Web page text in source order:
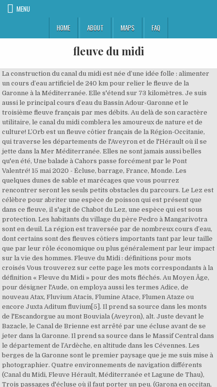
MENU
HOME
ABOUT MAPS FAQ
fleuve du midi
La construction du canal du midi est née d’une idée folle : alimenter un cours d’eau artificiel de 240 km pour relier le fleuve de la Garonne à la Méditerranée. Elle s'étend sur 73 kilomètres. Je suis aussi le principal cours d’eau du Bassin Adour-Garonne et le troisième fleuve français par mes débits. Au delà de son caractère utilitaire, le canal du midi comblera les amoureux de nature et de culture! L’Orb est un fleuve côtier français de la Région-Occitanie, qui traverse les départements de l'Aveyron et de l'Hérault où il se jette dans la Mer Méditerranée. Elles ne sont jamais aussi belles qu'en été, Une balade à Cahors passe forcément par le Pont Valentré! 15 mai 2020 - Écluse, barrage, France, Monde. Les quelques dunes de sable et marécages que vous pourrez rencontrer seront les seuls petits obstacles du parcours. Le Lez est célèbre pour abriter une espèce de poisson qui est présent que dans ce fleuve, il s'agit de Chabot du Lez, une espèce qui est sous protection. Les habitants du village du père Pedro à Mangarivotra sont en deuil. La région est traversée par de nombreux cours d’eau, dont certains sont des fleuves côtiers importants tant par leur taille que par leur rôle économique ou plus généralement par leur impact sur la vie des hommes. Fleuve du Midi : définitions pour mots croisés Vous trouverez sur cette page les mots correspondants à la définition « Fleuve du Midi » pour des mots fléchés. Au Moyen Âge, pour désigner l'Aude, on employa aussi les termes Adice, de nouveau Atax, Fluvium Atacis, Flumine Atace, Flumen Ataze ou encore Juxta Aditum fluvium[5]. Il prend sa source dans les monts de l'Escandorgue au mont Bouviala (Aveyron), alt. Juste devant le Bazacle, le Canal de Brienne est arrêté par une écluse avant de se jeter dans la Garonne. Il prend sa source dans le Massif Central dans le département de l’Ardèche, en altitude dans les Cévennes. Les berges de la Garonne sont le premier paysage que je me suis mise à photographier. Quatre environnements de navigation différents (Canal du Midi, Fleuve Hérault, Méditerranée et Lagune de Thau), Trois passages d'écluse où il faut porter un peu. (Garona en occitan, en catalan et en espagnol)Fleuve principal du Sud-Ouest de la France. Elle est traversée par le canal du Midi, le fleuve de l’Aude et le Fresquel (un affluent de l’Aude). Le barrage de Toulouse est plaisant à regarder, apparaissant comme une large cascade bruyante au beau milieu du paisible fleuve. Qu'est ce que je vois? la Garonne. Pique-nique possible au Fort Brescou au large de Agde. Découvrez les bonnes réponses, synonymes et autres types d'aide pour résoudre chaque puzzle, Pratique courante chez les ecclesiastiques, Confirme que le pays basque est une region bien arrosee, Se dit dune chose qui nest pas dans la norme, On le met sous les aisselles pour sentir bon. S Rivières - Fleuves à Toulouse Le barrage de Toulouse est plaisant à regarder, apparaissant comme une large cascade bruyante au beau milieu du paisible fleuve. Notamment en contrebas du palais de la Berbie, où elles ont été très, Les bords du Gers à Auch sont une occasion de se promener au bord de l'eau tout en pouvant admirer la ville située en haut sur la, Vous êtes à Auch, aux abords du Gers (Cf. Il existe ici une pente d'eau, c'e Rivières - Fleuves à Auch 884 m., dans la commune du Clapier, proche du village de Roqueredonde. La source est à 1350 mètres d’altitude au pied du sombre Gerbier de Jonc. Partez à la découverte du célèbre Canal du Midi grâce au tourisme fluvial. La matière : la pierre du Midi Aves ses 29 kilomètres de longueur, le Lez est un fleuve côtier qui se jette dans la mer Méditerranée. Les Fleuves et cours d’eau. des eaux du fleuve Garonne, la Ville rose ... Partez pour un périple de deux jours entièrement consacré au canal du Midi ! fleuve du midi — Solutions pour Mots fléchés et mots croisés ✍ Cliquez sur un mot pour découvrir sa définition. Tous les ans ses crues forcent des millions de chinois à l'exode. Découvrir l'histoire de ces murailles qui maintiennent la route et le village. La superficie totale du plateau est de 1 200 ha. La cité de Carcassonne regroupe le château comtal entouré de ses fortifications et de ses tours. Découvrez les bonnes réponses, synonymes et autres types d'aide pour résoudre chaque puzzle Il faut conjurer le mal sans retard et sauver l'Aude menacée dans son intégrité historique. 1 « La source du Rhône », dans Arlésiennes, Chroniques, légendes, contes et souvenirs biographiques ; 1 Les « terriens », c’est-à-dire les gens d’un pays, se reconnaissent souvent dans le fleuve qui les nourrit, qui définit leur espace, qui leur dessine une limite mais aussi des directions, en ouvrant vers d’autres contrées. Il constitue un véritable trait … Le canal du midi passe aussi par Montech, petit village du Tarn et Garonne, près de Montauban. FLEUVE DU MIDI - Solution Mots Fléchés et Croisés La solution à ce puzzle est constituéè de 3 lettres et commence par la lettre V Les solutions pour FLEUVE DU MIDI de mots fléchés et mots croisés. Certains auteurs antiques ont nommé le fleuve Narbôn (Polybe)[4] En 1342, le cartulaire roussillonnais d'Alart la nomme l'Auda ou la Ribera d'Aude[5]. S, Autrefois, le village s’appelait sobrement Belmont. The Oppidum of Ensérune, La Maison du Malpas highlights these unique sites for the pleasure of all lovers of culture and tourism. Il a donné son nom au département de l'Aude. La marée se fait sentir jusqu'à Casseuil, soit 12 km en amont de Langon. Il constitue un véritable trait … La solution à ce puzzle est constituéè de 3 lettres et commence par la lettre V. TOU LINK SRLS Capitale 2000 euro, CF 02484300997, P.IVA 02484300997, REA GE - 489695, PEC: Les solutions pour FLEUVE DU MIDI de mots fléchés et mots croisés. Canal du Midi Le canal du Midi rejoint l' étang de Thau aux Onglous. Carcassonne c’est aussi la Bastide Saint Louis construite en 1260, le portail des Jacobins datant du … Au delà de son caractère utilitaire, le canal du midi comblera les amoureux de nature et de culture! Au fond, la colline de Sète (mont Saint-Clair). Les croisières chic d’Athos vous feront traverser le canal pendant 5 jours en passant notamment par Portiragnes et Carcassonne. C'est assez impressionna, Quand il fait chaud rien de mieux qu'une baignade dans un coin de l'Aveyron, Les berges du Tarn à Albi offrent de très belles promenades. Très belle randonnée en boucle à faire en kayak de mer ou gonflable à la journée. L’alimentation du canal du Midi en aval de Carcassonne Le canal du Midi, dans sa partie Est (versant méditerranéen) est alimenté par des prises d’eau dans les fleuves ou en rivière, venant compléter le système des sources du canal en Montagne Noire. Le canal des Deux-Mers. FLEUVE COTIER BRETDES MONTS DU MIDI La solution à ce puzzle est constituéè de 3 lettres et commence par la lettre V Les solutions pour FLEUVE COTIER BRETDES MONTS DU MIDI de mots fléchés et mots croisés. Le fleuve est navigable de l'océan à Langon. Selon toute vraisemblance, le nom actuel vient d'une évolution progres… La construction du canal du midi est née d’une idée folle : alimenter un cours d’eau artificiel de 240 km pour relier le fleuve de la Garonne à la Méditerranée. verserait encore le bassin de ce malheureux fleuve. Troisième fleuve du monde le Yang- Tsé est sans doute le plus dangereux. Et très relaxant. DU FLEUVE ROUGE AU DELTA DU MÉKONG Découvrez le Vietnam en pendant 19 jours Hanoi, Mai Chau, Baie de Halong, Hué, Hoï An, Ben Tre, Ho Coc et Ho-Chi-Minh-Ville Nous avons conçu ce circuit original pour rester à proximité de la population Vietnamienne si chaleureuse et accueillante, tout en découvrant ce si beau pays. Liste des synonymes possibles pour «Cours du midi»: Fleuve côtier; Département de la Provence-Alpes-Côte d’Azur; Le 83 sur une liste; Fleuve; Coule en France; Mesure; Fleuve côtier de France; Il coule à côté de chez lui... Fleuve de France; Département Quand vous approcherez du centre ville, vous ne pourrez pas louper cet, La Neste d'Aure traverse plusieurs villages du parc national des Pyrénées, dont Saint Lary Soulan. Il existe ici une pente d'eau, c'e, En l'honneur de l'ancien maire d'Auch et député du Gers jusqu'en 2001, la promenade du nom de Claude Desbons sur les bords du Gers, Le barrage de l'île du Ramier de Toulouse, et plus particulièrement le bâtiment de l'usine hydroélectrique est une belle bâtisse e, © monnuage 2007-, le réseau social de voyageurs, Les 15 plus beaux villages en Midi Pyrénées, Les 10 meilleures stations de ski des Pyrénées, 15 lieux à voir absolument en Midi-Pyrénées. Le point d’altitude culminant à 312 mètres. Après un parcours de 529 km, je me jette dans l’océan Atlantique par l’estuaire de la Gironde. Dans l'Antiquité, l'Aude était appelée Atax par les Romains[3]. 234 ANNALES DU MIDI. Légèrement exentré par rapport au centre ville, longez les bords du Lot, Le Canal du Midi à Castanet, c'est un lieu où l'on peut se ressourcer, marcher, courir, faire du vélo... Bref un lieu pour tout le. Un canal latéral a été construit au XIXe siècle pour joindre Langon (Castets-en-Dorthe) à Toulouse (liaison avec le canal du Midi de Toulouse à Sète). Grâce à vous la base de définition peut s’enrichir, il suffit pour cela de renseigner vos définitions dans le formulaire. – à bord de votre bateau de location ou yacht fluvial. Une expérience unique qui ne nécessite ni expérience ni permis ! Le canal du Midi s’étend de Toulouse à Marseillan mais c’est à Argeliers qu’on vous conseille de d’embarquer. Prolongé par le canal latéral à la Garonne, votre croisière sur le Canal du Midi vous permet de parcourir jusqu’à 500 km – et sans permis ! Voir plus d'idées sur le thème Etang, Fleuve, Lac. Dominant vers l’ouest la vallée du Rhône, à 8 500 mètres à l’est du fleuve, et enserré entre la ville de Saint-Paul-Trois-Châteaux au Nord, Saint-Restitut et la ville de Bollène au Sud. On m’appelle : la Garonne ! Découvrez les bonnes réponses, synonymes et autres types … La Loire